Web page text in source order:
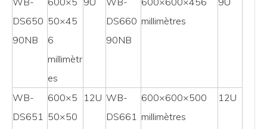
DS650
90NB
50×45
6
millimètr
es
DS660
90NB
millimètres
WB-
DS651
600×5
50×50
12U WB-
DS661
600×600×500
millimètres
12U